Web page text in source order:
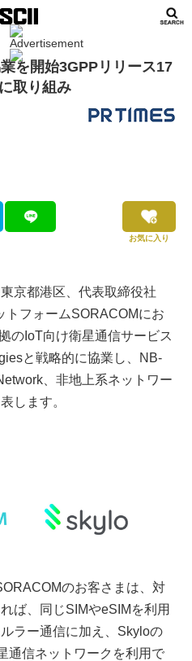
を開始3GPPリリース17
取り組み
お気に入り
京都港区、代表取締役社
フォームSORACOMにお
のIoT向け衛星通信サービス
と戦略的に協業し、NB-
、非地上系ネットワー
します。
のお客さまは、対
ば、同じSIMやeSIMを利用
ラー通信に加え、Skyloの
通信ネットワークを利用で